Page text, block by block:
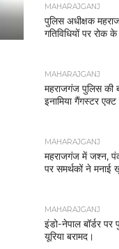
MAHARAJGANJ
पुलिस अधीक्षक
गतिविधियों पर रोक
MAHARAJGANJ
महराजगंज पुलिस
इनामिया गैंगस्टर
MAHARAJGANJ
महराजगंज में जश्न,
पर समर्थकों ने मनाई
MAHARAJGANJ
इंडो-नेपाल बॉर्डर पर
यूरिया बरामद।